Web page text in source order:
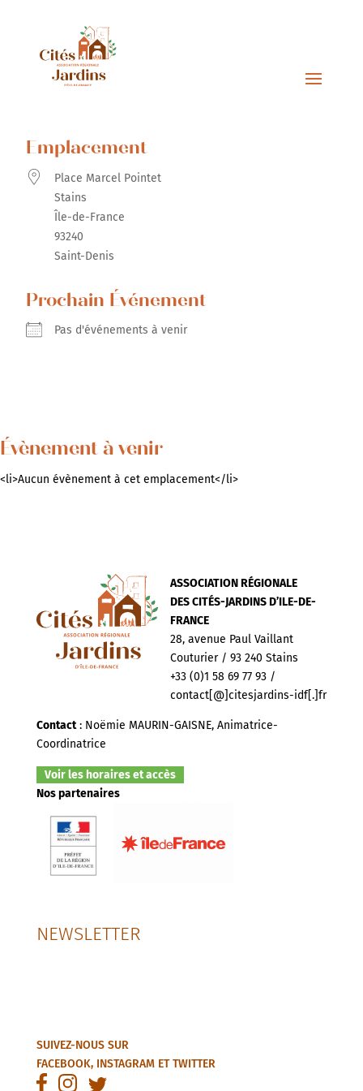
Emplacement
Place Marcel Pointet
Stains
Île-de-France
93240
Saint-Denis
Prochain Événement
Pas d'événements à venir
Évènement à venir
<li>Aucun évènement à cet emplacement</li>
ASSOCIATION RÉGIONALE
DES CITÉS-JARDINS D’ILE-DE-
FRANCE
28, avenue Paul Vaillant
Couturier / 93 240 Stains
+33 (0)1 58 69 77 93 /
contact[@]citesjardins-idf[.]fr
Contact: Noëmie MAURIN-GAISNE, Animatrice-
Coordinatrice
Voir les horaires et accès
Nos partenaires
NEWSLETTER
SUIVEZ-NOUS SUR
FACEBOOK, INSTAGRAMETTWITTER